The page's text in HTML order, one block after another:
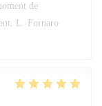
de
L. Fornaro